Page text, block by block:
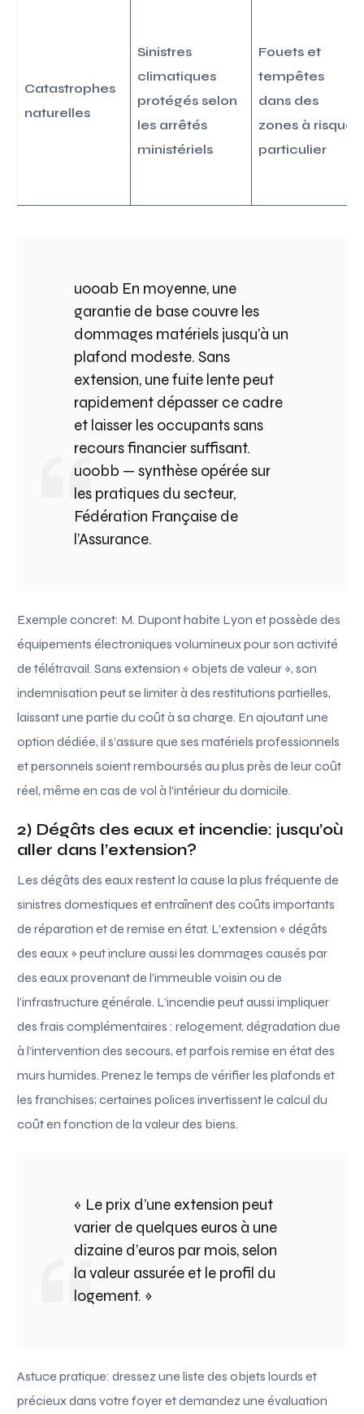
Catastrophes
naturelles
Sinistres
climatiques
protégés selon
les arrêtés
ministériels
Fouets et
tempêtes
dans des
zones à risque
particulier
u00ab En moyenne, une
garantie de base couvre les
dommages matériels jusqu’à un
plafond modeste. Sans
extension, une fuite lente peut
rapidement dépasser ce cadre
et laisser les occupants sans
recours financier suffisant.
u00bb — synthèse opérée sur
les pratiques du secteur,
Fédération Française de
l’Assurance.
Exemple concret: M. Dupont habite Lyon et possède des
équipements électroniques volumineux pour son activité
de télétravail. Sans extension « objets de valeur », son
indemnisation peut se limiter à des restitutions partielles,
laissant une partie du coût à sa charge. En ajoutant une
option dédiée, il s’assure que ses matériels professionnels
et personnels soient remboursés au plus près de leur coût
réel, même en cas de vol à l’intérieur du domicile.
2) Dégâts des eaux et incendie: jusqu’où
aller dans l’extension?
Les dégâts des eaux restent la cause la plus fréquente de
sinistres domestiques et entraînent des coûts importants
de réparation et de remise en état. L’extension « dégâts
des eaux » peut inclure aussi les dommages causés par
des eaux provenant de l’immeuble voisin ou de
l’infrastructure générale. L’incendie peut aussi impliquer
des frais complémentaires : relogement, dégradation due
à l’intervention des secours, et parfois remise en état des
murs humides. Prenez le temps de vérifier les plafonds et
les franchises; certaines polices invertissent le calcul du
coût en fonction de la valeur des biens.
« Le prix d’une extension peut
varier de quelques euros à une
dizaine d’euros par mois, selon
la valeur assurée et le profil du
logement. »
Astuce pratique: dressez une liste des objets lourds et
précieux dans votre foyer et demandez une évaluation